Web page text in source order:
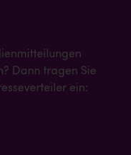
Dann tragen Sie
ein: